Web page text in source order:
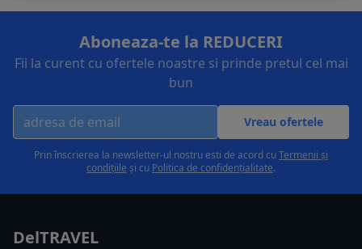
Aboneaza-te la REDUCERI
Fii la curent cu ofertele noastre si prinde pretul cel mai
bun
Vreau ofertele
Prin înscrierea la newsletter-ul nostru esti de acord cuTermenii și
condițiile și cu Politica de confidențialitate.
DelTRAVEL